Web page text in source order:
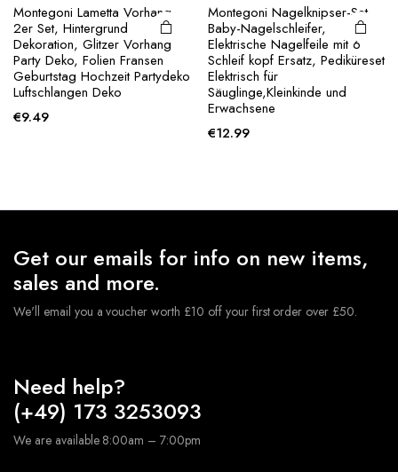
Montegoni Lametta Vorhang
2er Set, Hintergrund
Dekoration, Glitzer Vorhang
Party Deko, Folien Fransen
Geburtstag Hochzeit Partydeko
Luftschlangen Deko
€9.49
Montegoni Nagelknipser-Set
Baby-Nagelschleifer,
Elektrische Nagelfeile mit 6
Schleif kopf Ersatz, Pediküreset
Elektrisch für
Säuglinge,Kleinkinde und
Erwachsene
€12.99
Get our emails for info on new items,
sales and more.
We'll email you a voucher worth £10 off your first order over £50.
Need help?
(+49) 173 3253093
We are available 8:00am – 7:00pm